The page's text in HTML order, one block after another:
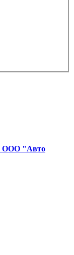
ООО "Авто